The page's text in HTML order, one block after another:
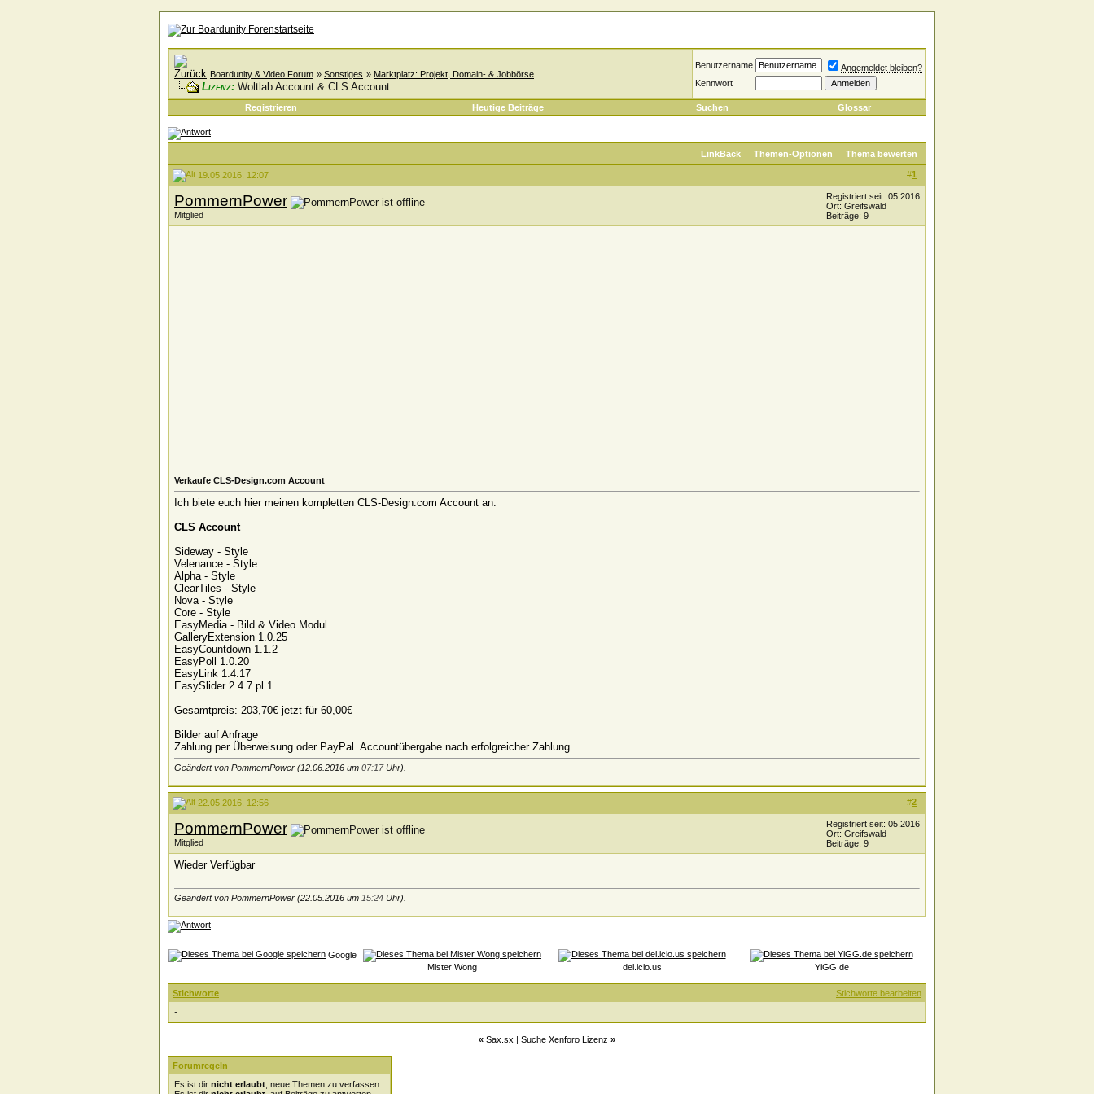
Boardunity & Video Forum » Sonstiges » Marktplatz: Projekt, Domain- & Jobbörse
Lizenz: Woltlab Account & CLS Account
Benutzername
Angemeldet bleiben?
Kennwort
Registrieren Heutige Beiträge Suchen Glossar
LinkBack Themen-Optionen Thema bewerten
#1
19.05.2016, 12:07
PommernPower
Mitglied
Registriert seit: 05.2016
Ort: Greifswald
Beiträge: 9
Verkaufe CLS-Design.com Account
Ich biete euch hier meinen kompletten CLS-Design.com Account an.
CLS Account
Sideway - Style
Velenance - Style
Alpha - Style
ClearTiles - Style
Nova - Style
Core - Style
EasyMedia - Bild & Video Modul
GalleryExtension 1.0.25
EasyCountdown 1.1.2
EasyPoll 1.0.20
EasyLink 1.4.17
EasySlider 2.4.7 pl 1
Gesamtpreis: 203,70€ jetzt für 60,00€
Bilder auf Anfrage
Zahlung per Überweisung oder PayPal. Accountübergabe nach erfolgreicher Zahlung.
Geändert von PommernPower (12.06.2016 um 07:17Uhr).
#2
22.05.2016, 12:56
PommernPower
Mitglied
Registriert seit: 05.2016
Ort: Greifswald
Beiträge: 9
Wieder Verfügbar
Geändert von PommernPower (22.05.2016 um 15:24 Uhr).
Google
Mister Wong
del.icio.us YiGG.de
Stichworte bearbeiten
Stichworte
-
« Sax.sx | Suche Xenforo Lizenz »
Forumregeln
Es ist dir nicht erlaubt , neue Themen zu verfassen.